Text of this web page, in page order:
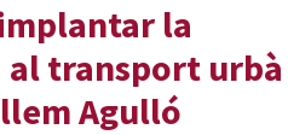
la
al transport urbà
Agulló